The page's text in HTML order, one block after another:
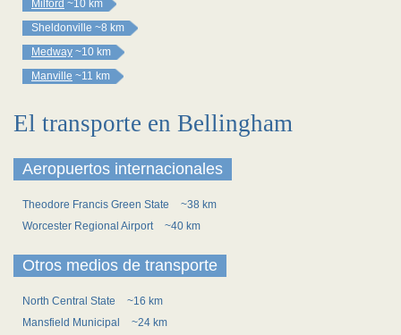
Milford ~10 km
Sheldonville ~8 km
Medway ~10 km
Manville ~11 km
El transporte en Bellingham
Aeropuertos internacionales
Theodore Francis Green State
~38 km
Worcester Regional Airport
~40 km
Otros medios de transporte
North Central State
~16 km
Mansfield Municipal
~24 km